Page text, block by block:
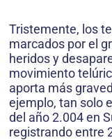
Tristemente, los
marcados por el
heridos y
movimiento
aporta más
ejemplo, tan solo
del año 2.004 en
registrando entre